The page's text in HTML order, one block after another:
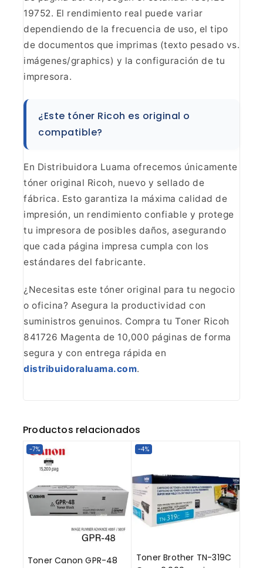
19752. El rendimiento real puede variar
dependiendo de la frecuencia de uso, el tipo
de documentos que imprimas (texto pesado vs.
imágenes/graphics) y la configuración de tu
impresora.
¿Este tóner Ricoh es original o
compatible?
En Distribuidora Luama ofrecemos únicamente
tóner original Ricoh, nuevo y sellado de
fábrica. Esto garantiza la máxima calidad de
impresión, un rendimiento confiable y protege
tu impresora de posibles daños, asegurando
que cada página impresa cumpla con los
estándares del fabricante.
¿Necesitas este tóner original para tu negocio
o oficina? Asegura la productividad con
suministros genuinos. Compra tu Toner Ricoh
841726 Magenta de 10,000 páginas de forma
segura y con entrega rápida en
distribuidoraluama.com.
Productos relacionados
-7%
Toner Canon GPR-48
-4%
Toner Brother TN-319C